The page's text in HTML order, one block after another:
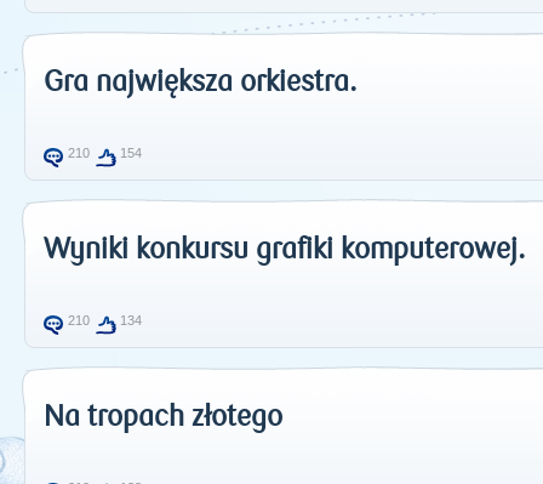
Gra największa orkiestra.
210 154
Wyniki konkursu grafiki komputerowej.
210 134
Na tropach złotego